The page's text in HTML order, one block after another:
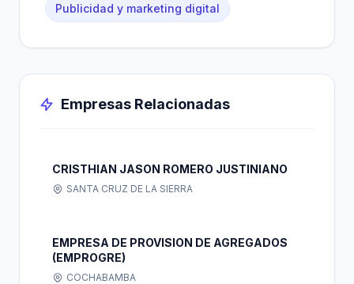
Publicidad y marketing digital
Empresas Relacionadas
CRISTHIAN JASON ROMERO JUSTINIANO
SANTA CRUZ DE LA SIERRA
EMPRESA DE PROVISION DE AGREGADOS
(EMPROGRE)
COCHABAMBA